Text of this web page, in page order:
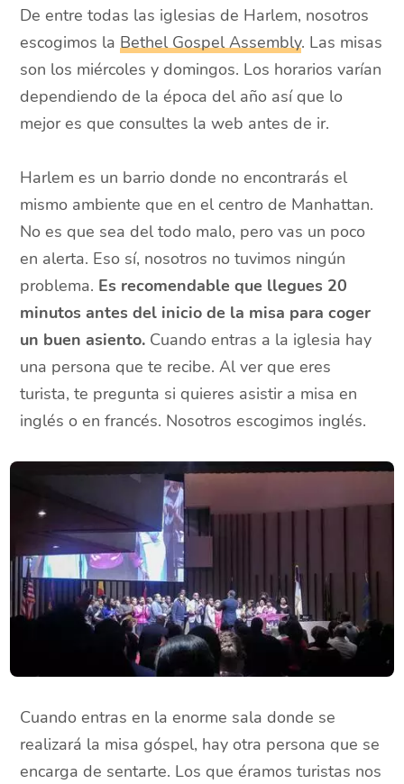
De entre todas las iglesias de Harlem, nosotros
escogimos laBethel Gospel Assembly. Las misas
son los miércoles y domingos. Los horarios varían
dependiendo de la época del año así que lo
mejor es que consultes la web antes de ir.
Harlem es un barrio donde no encontrarás el
mismo ambiente que en el centro de Manhattan.
No es que sea del todo malo, pero vas un poco
en alerta. Eso sí, nosotros no tuvimos ningún
problema. Es recomendable que llegues 20
minutos antes del inicio de la misa para coger
un buen asiento. Cuando entras a la iglesia hay
una persona que te recibe. Al ver que eres
turista, te pregunta si quieres asistir a misa en
inglés o en francés. Nosotros escogimos inglés.
Cuando entras en la enorme sala donde se
realizará la misa góspel, hay otra persona que se
encarga de sentarte. Los que éramos turistas nos